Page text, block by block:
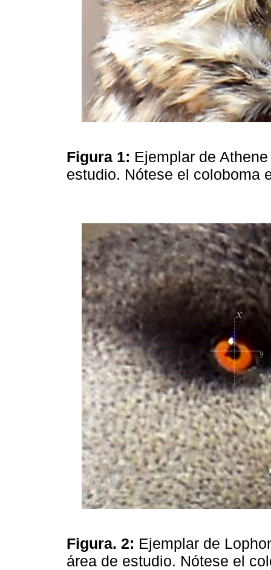
Figura 1: Ejemplar de
estudio. Nótese el coloboma
Figura. 2: Ejemplar de
área de estudio. Nótese el